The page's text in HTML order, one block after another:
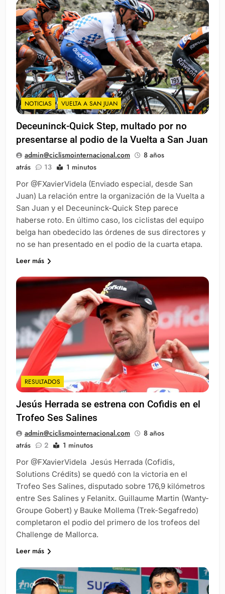
NOTICIAS VUELTA A SAN JUAN
Deceuninck-Quick Step, multado por no
presentarse al podio de la Vuelta a San Juan
admin@ciclismointernacional.com
8 años
atrás
13 1 minutos
Por @FXavierVidela (Enviado especial, desde San
Juan) La relación entre la organización de la Vuelta a
San Juan y el Deceuninck-Quick Step parece
haberse roto. En último caso, los ciclistas del equipo
belga han obedecido las órdenes de sus directores y
no se han presentado en el podio de la cuarta etapa.
Leer más
RESULTADOS
Jesús Herrada se estrena con Cofidis en el
Trofeo Ses Salines
admin@ciclismointernacional.com
8 años
atrás
2 1 minutos
Por @FXavierVidela Jesús Herrada (Cofidis,
Solutions Crédits) se quedó con la victoria en el
Trofeo Ses Salines, disputado sobre 176,9 kilómetros
entre Ses Salines y Felanitx. Guillaume Martin (Wanty-
Groupe Gobert) y Bauke Mollema (Trek-Segafredo)
completaron el podio del primero de los trofeos del
Challenge de Mallorca.
Leer más